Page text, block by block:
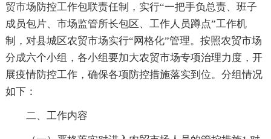
贸市场防控工作包联责任制，实行“一把手负总责、班子
成员包片、市场监管所长包区、工作人员蹲点”工作机
制，对县城区农贸市场实行“网格化”管理。按照农贸市场
分成六个小组，各小组要加大农贸市场专项治理力度，开
展疫情防控工作，确保各项防控措施落实到位。分组情况
如下：
二、工作内容